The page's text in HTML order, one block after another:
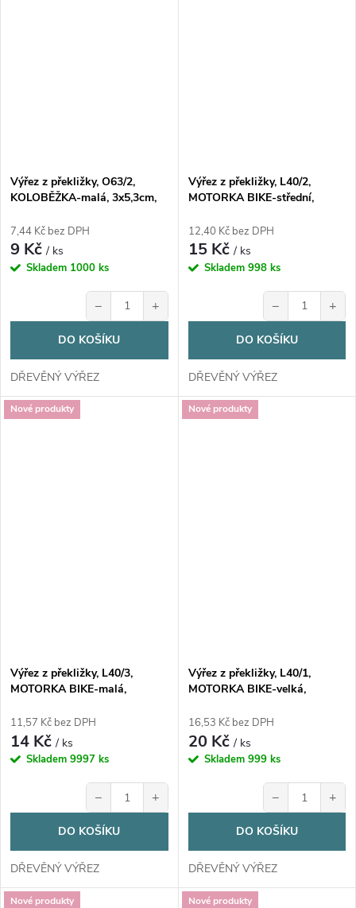
Výřez z překližky, O63/2,
KOLOBĚŽKA-malá, 3x5,3cm,
7,44 Kč bez DPH
9 Kč/ ks
Skladem 1000 ks
− +
DO KOŠÍKU
DŘEVĚNÝ VÝŘEZ
Výřez z překližky, L40/2,
MOTORKA BIKE-střední,
12,40 Kč bez DPH
15 Kč/ ks
Skladem 998 ks
− +
DO KOŠÍKU
DŘEVĚNÝ VÝŘEZ
Nové produkty
Výřez z překližky, L40/3,
MOTORKA BIKE-malá,
11,57 Kč bez DPH
14 Kč/ ks
Skladem 9997 ks
− +
DO KOŠÍKU
DŘEVĚNÝ VÝŘEZ
Nové produkty
Výřez z překližky, L40/1,
MOTORKA BIKE-velká,
16,53 Kč bez DPH
20 Kč/ ks
Skladem 999 ks
− +
DO KOŠÍKU
DŘEVĚNÝ VÝŘEZ
Nové produkty Nové produkty